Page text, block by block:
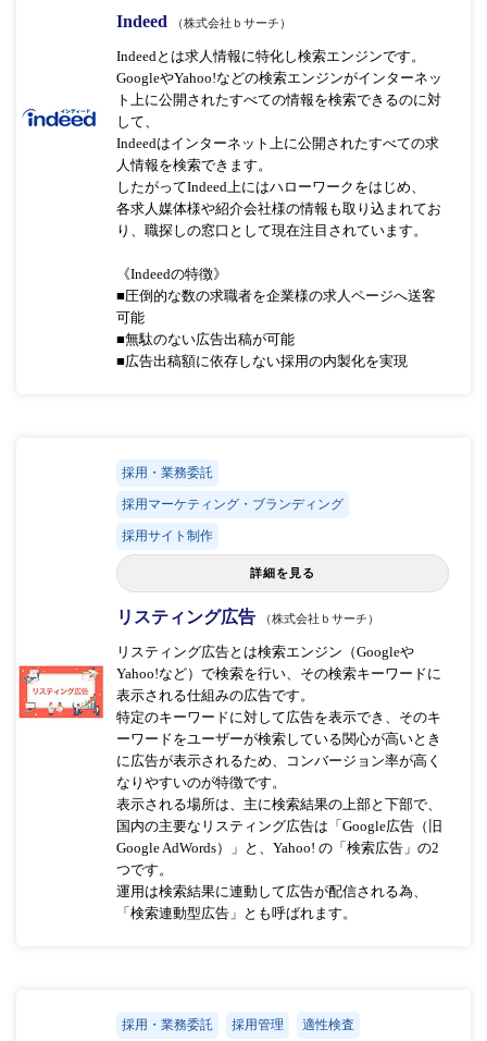
Indeed （株式会社ｂサーチ）
Indeedとは求人情報に特化し検索エンジンです。
GoogleやYahoo!などの検索エンジンがインターネッ
ト上に公開されたすべての情報を検索できるのに対
して、
Indeedはインターネット上に公開されたすべての求
人情報を検索できます。
したがってIndeed上にはハローワークをはじめ、
各求人媒体様や紹介会社様の情報も取り込まれてお
り、職探しの窓口として現在注目されています。
《Indeedの特徴》
■圧倒的な数の求職者を企業様の求人ページへ送客
可能
■無駄のない広告出稿が可能
■広告出稿額に依存しない採用の内製化を実現
採用・業務委託
採用マーケティング・ブランディング
採用サイト制作
詳細を見る
リスティング広告 （株式会社ｂサーチ）
リスティング広告とは検索エンジン（Googleや
Yahoo!など）で検索を行い、その検索キーワードに
表示される仕組みの広告です。
特定のキーワードに対して広告を表示でき、そのキ
ーワードをユーザーが検索している関心が高いとき
に広告が表示されるため、コンバージョン率が高く
なりやすいのが特徴です。
表示される場所は、主に検索結果の上部と下部で、
国内の主要なリスティング広告は「Google広告（旧
Google AdWords）」と、Yahoo! の「検索広告」の2
つです。
運用は検索結果に連動して広告が配信される為、
「検索連動型広告」とも呼ばれます。
採用・業務委託 採用管理 適性検査